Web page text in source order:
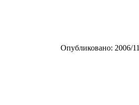
Опубликовано: 2006/